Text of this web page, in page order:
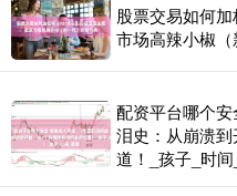
股票交易如何
市场高辣小椒
配资平台哪个
泪史：从崩溃
道！_孩子_时